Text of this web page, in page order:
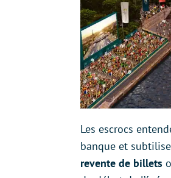
Les escrocs
banque et
revente de billets